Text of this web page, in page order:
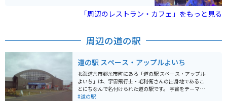
「周辺のレストラン・カフェ」をもっと見る
周辺の道の駅
道の駅 スペース・アップルよいち
北海道余市郡余市町にある「道の駅 スペース・アップル
よいち」は、宇宙飛行士・毛利衛さんの出身地であるこ
とにちなんで名付けられた道の駅です。 宇宙をテーマに
した展示や宇宙食の販売コーナーなどがあり、子供から
#道の駅